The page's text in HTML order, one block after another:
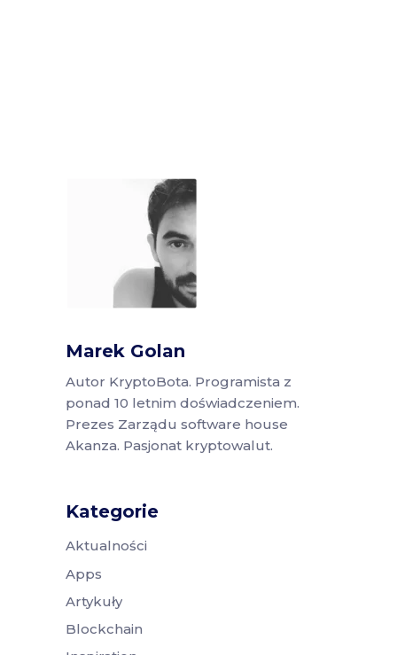
Marek Golan
Autor KryptoBota. Programista z
ponad 10 letnim doświadczeniem.
Prezes Zarządu software house
Akanza. Pasjonat kryptowalut.
Kategorie
Aktualności
Apps
Artykuły
Blockchain